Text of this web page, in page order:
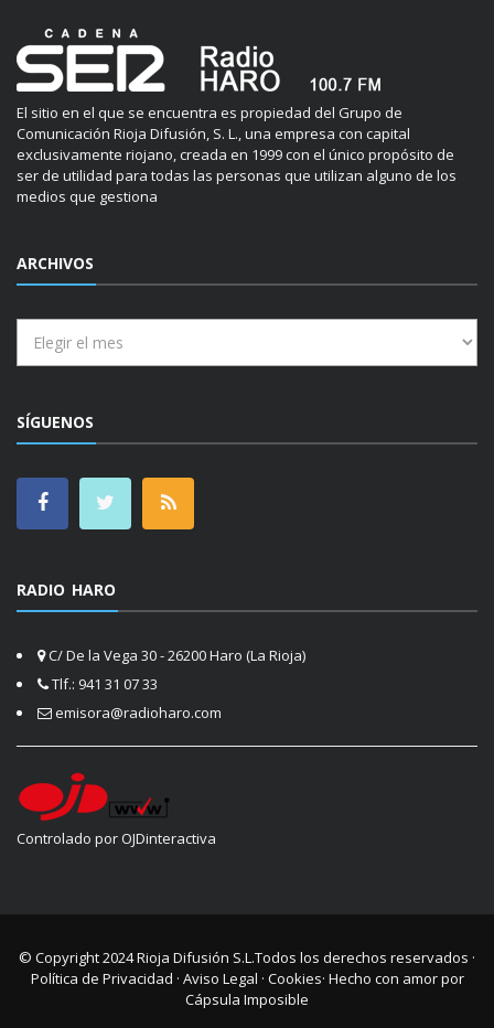
El sitio en el que se encuentra es propiedad del Grupo de
Comunicación Rioja Difusión, S. L., una empresa con capital
exclusivamente riojano, creada en 1999 con el único propósito de
ser de utilidad para todas las personas que utilizan alguno de los
medios que gestiona
ARCHIVOS
SÍGUENOS
RADIO HARO
C/ De la Vega 30 - 26200 Haro (La Rioja)
Tlf.: 941 31 07 33
emisora@radioharo.com
Controlado por OJDinteractiva
© Copyright 2024Rioja Difusión S.L.Todos los derechos reservados ·
Política de Privacidad · Aviso Legal · Cookies· Hecho con amor por
Cápsula Imposible